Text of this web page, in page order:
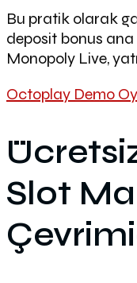
Bu pratik olarak
deposit bonus
Monopoly Live,
Octoplay Demo
Slot